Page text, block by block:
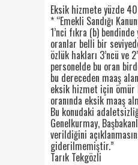
Eksik hizmete yüzde
* “Emekli Sandığı
1’nci fıkra (b)
oranlar belli bir
özlük hakları 3’ncü ve
personelde bu oran
bu dereceden maaş
eksik hizmet için ömür
oranında eksik maaş
Bu konudaki
Genelkurmay,
verildiğini
giderilmemiştir.”
Tarık Tekgözli